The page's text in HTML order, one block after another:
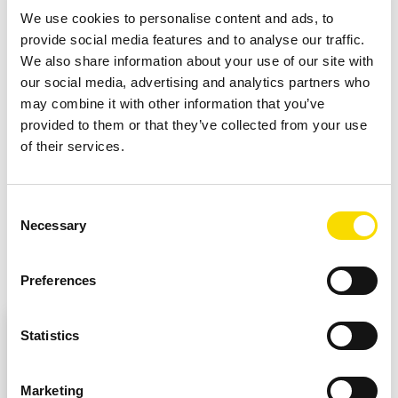
We use cookies to personalise content and ads, to
provide social media features and to analyse our traffic.
We also share information about your use of our site with
our social media, advertising and analytics partners who
may combine it with other information that you’ve
provided to them or that they’ve collected from your use
of their services.
Selection
Necessary
Preferences
Statistics
Marketing
Sus ventajas:
Identificación y separación de objetos difíciles
Estabilización y aumento del rendimiento de
clasificación
Póngase en contacto con nosotros si podemos
At this point, external content from Vimeo is
and revoke your consent at any time.